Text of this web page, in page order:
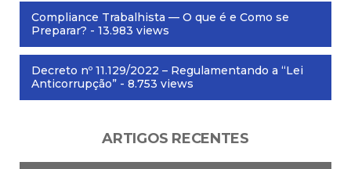
Compliance Trabalhista — O que é e Como se
Preparar? - 13.983 views
Decreto nº 11.129/2022 – Regulamentando a “Lei
Anticorrupção” - 8.753 views
ARTIGOS RECENTES